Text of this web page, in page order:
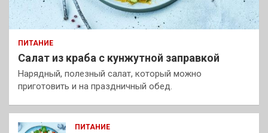
ПИТАНИЕ
Салат из краба с кунжутной заправкой
Нарядный, полезный салат, который можно
приготовить и на праздничный обед.
ПИТАНИЕ